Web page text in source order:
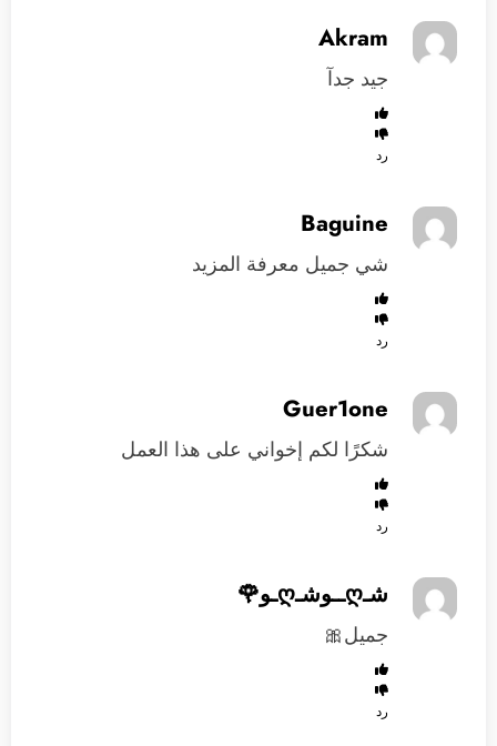
Akram
جيد جدآ
رد
Baguine
شي جميل معرفة المزيد
رد
Guer1one
شكرًا لكم إخواني على هذا العمل
رد
شـღــوشـღـو🌹
جميل🎀
رد